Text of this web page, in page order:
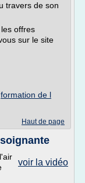
travers de son
offres
sur le site
formation de l
Haut de page
voir la vidéo